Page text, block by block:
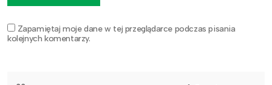
Zapamiętaj moje dane w tej przeglądarce podczas pisania
kolejnych komentarzy.